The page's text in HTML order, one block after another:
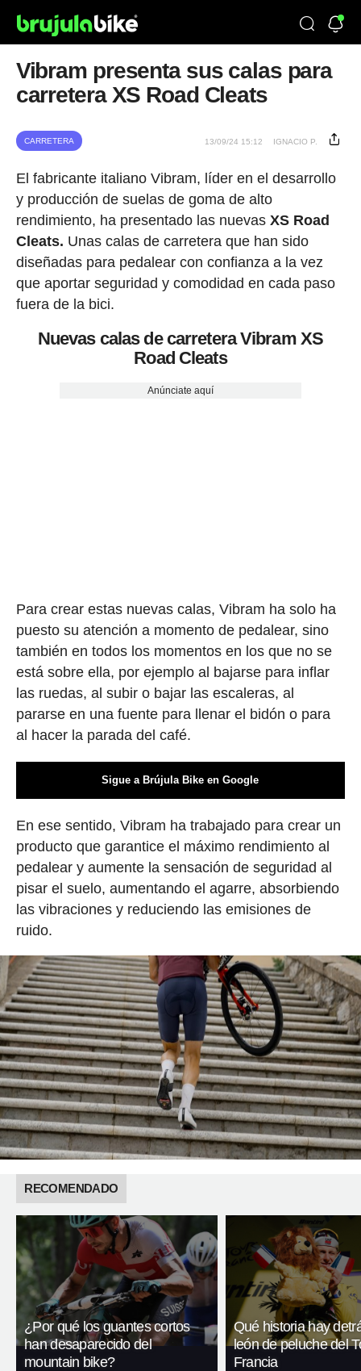
Vibram presenta sus calas para
carretera XS Road Cleats
CARRETERA 13/09/24 15:12 IGNACIO P.
El fabricante italiano Vibram, líder en el desarrollo
y producción de suelas de goma de alto
rendimiento, ha presentado las nuevas XS Road
Cleats. Unas calas de carretera que han sido
diseñadas para pedalear con confianza a la vez
que aportar seguridad y comodidad en cada paso
fuera de la bici.
Nuevas calas de carretera Vibram XS
Road Cleats
Anúnciate aquí
Para crear estas nuevas calas, Vibram ha solo ha
puesto su atención a momento de pedalear, sino
también en todos los momentos en los que no se
está sobre ella, por ejemplo al bajarse para inflar
las ruedas, al subir o bajar las escaleras, al
pararse en una fuente para llenar el bidón o para
al hacer la parada del café.
Sigue a Brújula Bike en Google
En ese sentido, Vibram ha trabajado para crear un
producto que garantice el máximo rendimiento al
pedalear y aumente la sensación de seguridad al
pisar el suelo, aumentando el agarre, absorbiendo
las vibraciones y reduciendo las emisiones de
ruido.
RECOMENDADO
¿Por qué los guantes cortos
han desaparecido del
mountain bike?
Qué historia hay
león de peluche del
Francia